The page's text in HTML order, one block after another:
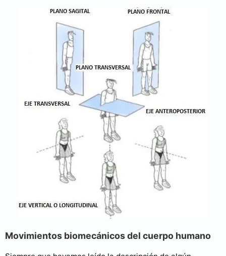
Movimientos biomecánicos del cuerpo humano